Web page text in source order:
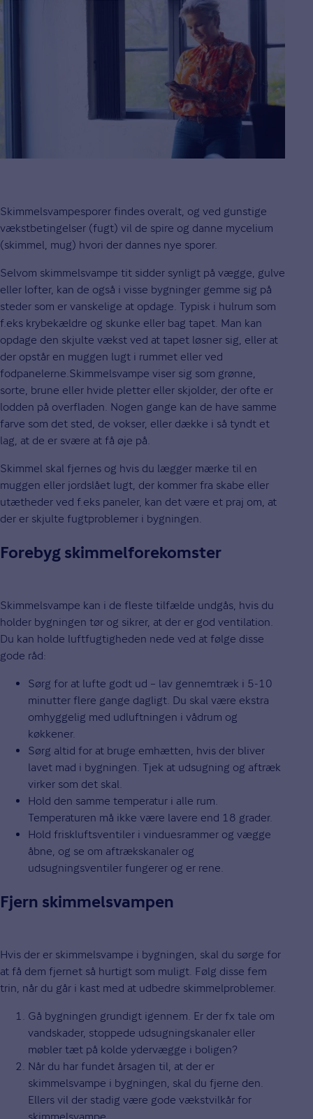
Skimmelsvampesporer findes overalt, og ved gunstige
vækstbetingelser (fugt) vil de spire og danne mycelium
(skimmel, mug) hvori der dannes nye sporer.
Selvom skimmelsvampe tit sidder synligt på vægge, gulve
eller lofter, kan de også i visse bygninger gemme sig på
steder som er vanskelige at opdage. Typisk i hulrum som
f.eks krybekældre og skunke eller bag tapet. Man kan
opdage den skjulte vækst ved at tapet løsner sig, eller at
der opstår en muggen lugt i rummet eller ved
fodpanelerne.Skimmelsvampe viser sig som grønne,
sorte, brune eller hvide pletter eller skjolder, der ofte er
lodden på overfladen. Nogen gange kan de have samme
farve som det sted, de vokser, eller dække i så tyndt et
lag, at de er svære at få øje på.
Skimmel skal fjernes og hvis du lægger mærke til en
muggen eller jordslået lugt, der kommer fra skabe eller
utætheder ved f.eks paneler, kan det være et praj om, at
der er skjulte fugtproblemer i bygningen.
Forebyg skimmelforekomster
Skimmelsvampe kan i de fleste tilfælde undgås, hvis du
holder bygningen tør og sikrer, at der er god ventilation.
Du kan holde luftfugtigheden nede ved at følge disse
gode råd:
Sørg for at lufte godt ud – lav gennemtræk i 5-10
minutter flere gange dagligt. Du skal være ekstra
omhyggelig med udluftningen i vådrum og
køkkener.
Sørg altid for at bruge emhætten, hvis der bliver
lavet mad i bygningen. Tjek at udsugning og aftræk
virker som det skal.
Hold den samme temperatur i alle rum.
Temperaturen må ikke være lavere end 18 grader.
Hold friskluftsventiler i vinduesrammer og vægge
åbne, og se om aftrækskanaler og
udsugningsventiler fungerer og er rene.
Fjern skimmelsvampen
Hvis der er skimmelsvampe i bygningen, skal du sørge for
at få dem fjernet så hurtigt som muligt. Følg disse fem
trin, når du går i kast med at udbedre skimmelproblemer.
Gå bygningen grundigt igennem. Er der fx tale om
vandskader, stoppede udsugningskanaler eller
møbler tæt på kolde ydervægge i boligen?
Når du har fundet årsagen til, at der er
skimmelsvampe i bygningen, skal du fjerne den.
Ellers vil der stadig være gode vækstvilkår for